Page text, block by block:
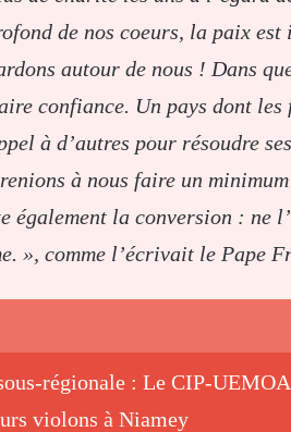
de nos coeurs, la paix
autour de nous ! Dans
confiance. Un pays dont
à d’autres pour résoudre
à nous faire un
également la conversion : ne
», comme l’écrivait le Pape
régionale : Le CIP-
violons à Niamey